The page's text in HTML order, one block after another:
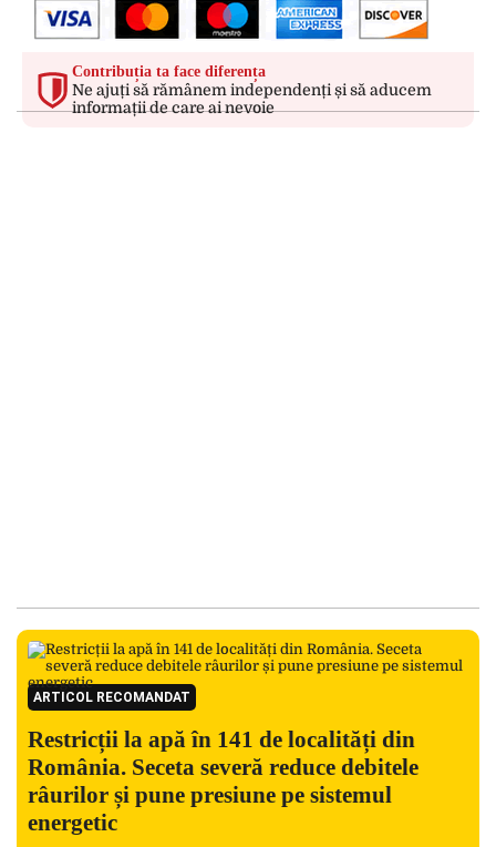
Contribuția ta face diferența
Ne ajuți să rămânem independenți și să aducem
informații de care ai nevoie
ARTICOL RECOMANDAT
Restricții la apă în 141 de localități din
România. Seceta severă reduce debitele
râurilor și pune presiune pe sistemul
energetic